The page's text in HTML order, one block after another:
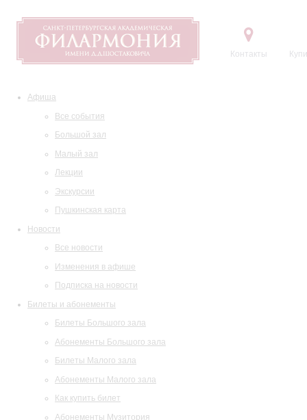
Контакты
Афиша
Все события
Большой зал
Малый зал
Лекции
Экскурсии
Пушкинская карта
Новости
Все новости
Изменения в афише
Подписка на новости
Билеты и абонементы
Билеты Большого зала
Абонементы Большого зала
Билеты Малого зала
Абонементы Малого зала
Как купить билет
Абонементы Музитория